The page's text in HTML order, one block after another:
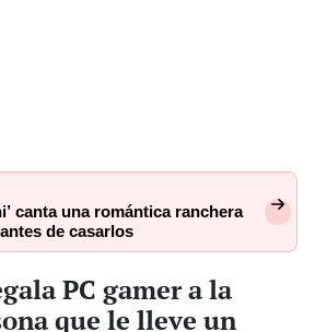
canta una romántica ranchera
de casarlos
PC gamer a la
que le lleve un